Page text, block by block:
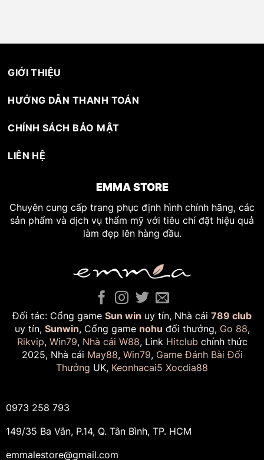
GIỚI THIỆU
HƯỚNG DẪN THANH TOÁN
CHÍNH SÁCH BẢO MẬT
LIÊN HỆ
EMMA STORE
Chuyên cung cấp trang phục định hình chính hãng, các
sản phẩm và dịch vụ thẩm mỹ với tiêu chí đặt hiệu quả
làm đẹp lên hàng đầu.
Đối tác: Cổng game Sun win uy tín, Nhà cái 789 club
uy tín, Sunwin, Cổng game nohu đổi thưởng, Go 88,
Rikvip, Win79, Nhà cái W88, Link Hitclub chính thức
2025, Nhà cái May88, Win79, Game Đánh Bài Đổi
Thưởng UK, Keonhacai5 Xocdia88
0973 258 793
149/35 Ba Vân, P.14, Q. Tân Bình, TP. HCM
emmalestore@gmail.com